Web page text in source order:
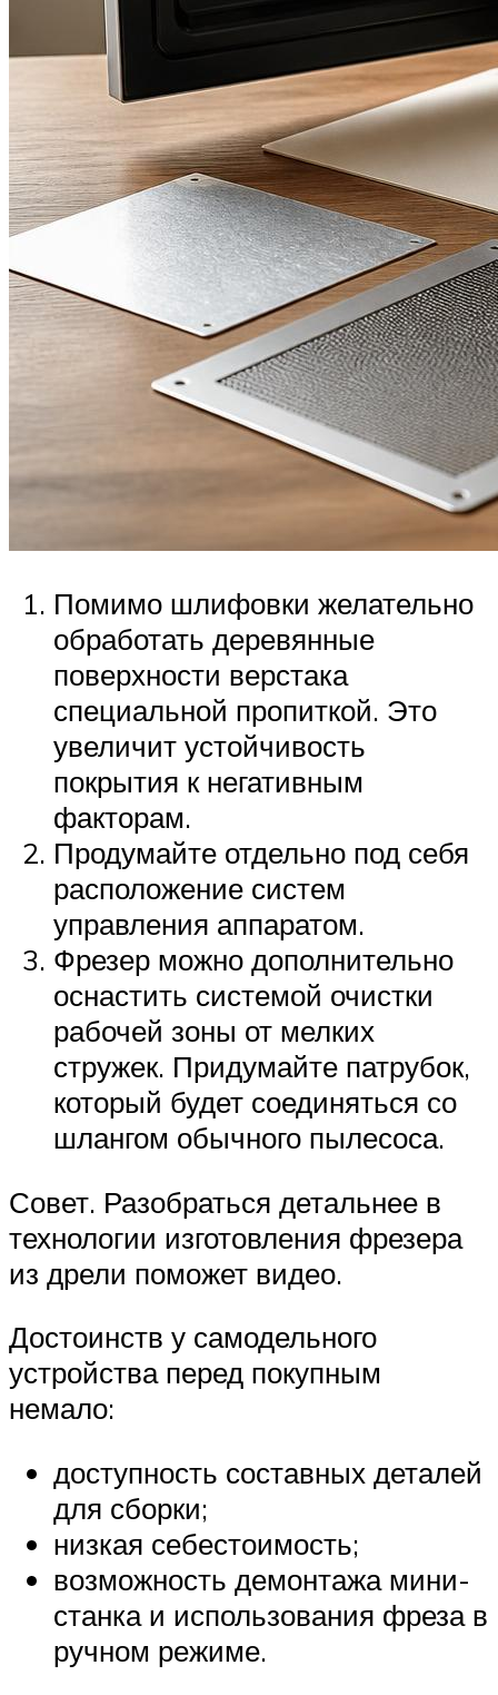
Помимо шлифовки желательно
обработать деревянные
поверхности верстака
специальной пропиткой. Это
увеличит устойчивость
покрытия к негативным
факторам.
Продумайте отдельно под себя
расположение систем
управления аппаратом.
Фрезер можно дополнительно
оснастить системой очистки
рабочей зоны от мелких
стружек. Придумайте патрубок,
который будет соединяться со
шлангом обычного пылесоса.
Совет. Разобраться детальнее в
технологии изготовления фрезера
из дрели поможет видео.
Достоинств у самодельного
устройства перед покупным
немало:
доступность составных деталей
для сборки;
низкая себестоимость;
возможность демонтажа мини-
станка и использования фреза в
ручном режиме.